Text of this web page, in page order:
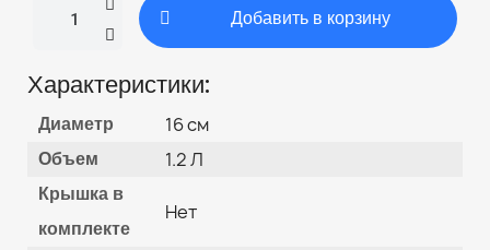
Добавить в корзину
Характеристики:
Диаметр 16 см
Объем 1.2 Л
Крышка в
комплекте
Нет